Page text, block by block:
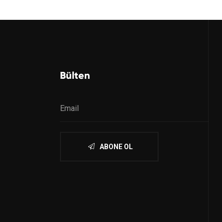
Bülten
ABONE OL